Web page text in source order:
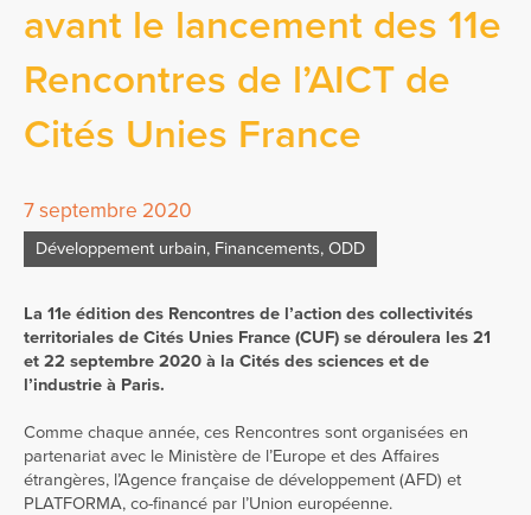
avant le lancement des 11e
Rencontres de l’AICT de
Cités Unies France
7 septembre 2020
Développement urbain, Financements, ODD
La 11e édition des Rencontres de l’action des collectivités
territoriales de Cités Unies France (CUF) se déroulera les 21
et 22 septembre 2020 à la Cités des sciences et de
l’industrie à Paris.
Comme chaque année, ces Rencontres sont organisées en
partenariat avec le Ministère de l’Europe et des Affaires
étrangères, l’Agence française de développement (AFD) et
PLATFORMA, co-financé par l’Union européenne.